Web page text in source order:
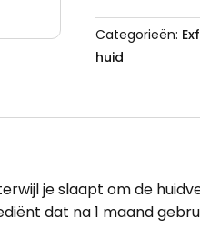
Categorieën:
huid
je slaapt om de
dat na 1 maand